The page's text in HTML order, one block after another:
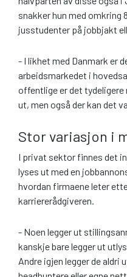
snakker hun med omkring
jusstudenter på jobbjakt
- I likhet med Danmark er
arbeidsmarkedet i
offentlige er det tydeligere
ut, men også der kan det
Stor variasjon i
I privat sektor finnes det
lyses ut med en
hvordan firmaene leter
karriererådgiveren.
- Noen legger ut
kanskje bare legger ut
Andre igjen legger de aldri